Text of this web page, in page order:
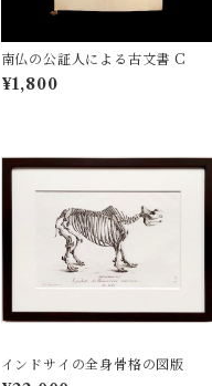
南仏の公証人による古文書 C
¥1,800
インドサイの全身骨格の図版